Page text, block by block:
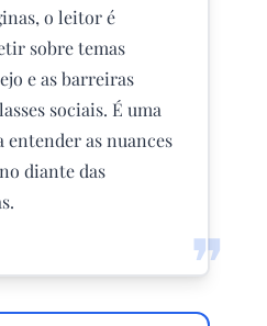
❞
o leitor é
sobre temas
e as barreiras
sociais. É uma
entender as nuances
diante das